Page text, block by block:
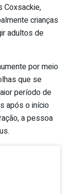
Coxsackie,
crianças
adultos de
por meio
que se
período de
após o início
a pessoa